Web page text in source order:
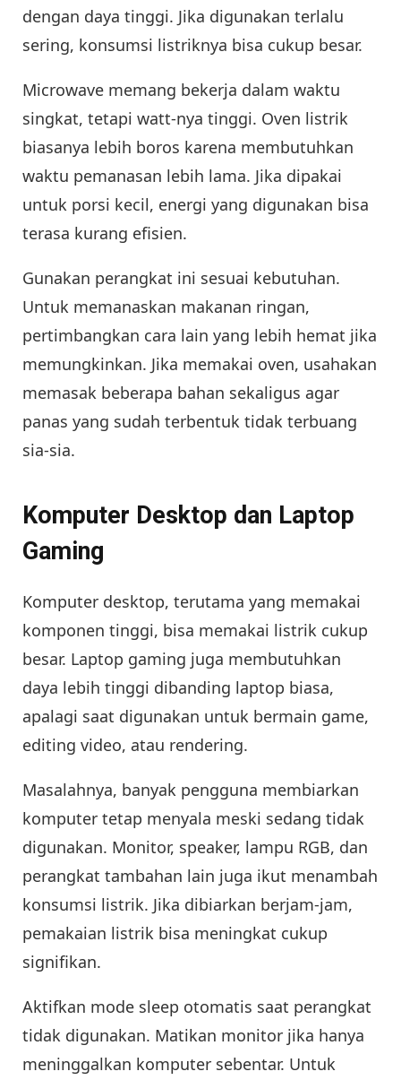
dengan daya tinggi. Jika digunakan terlalu
sering, konsumsi listriknya bisa cukup besar.
Microwave memang bekerja dalam waktu
singkat, tetapi watt-nya tinggi. Oven listrik
biasanya lebih boros karena membutuhkan
waktu pemanasan lebih lama. Jika dipakai
untuk porsi kecil, energi yang digunakan bisa
terasa kurang efisien.
Gunakan perangkat ini sesuai kebutuhan.
Untuk memanaskan makanan ringan,
pertimbangkan cara lain yang lebih hemat jika
memungkinkan. Jika memakai oven, usahakan
memasak beberapa bahan sekaligus agar
panas yang sudah terbentuk tidak terbuang
sia-sia.
Komputer Desktop dan Laptop
Gaming
Komputer desktop, terutama yang memakai
komponen tinggi, bisa memakai listrik cukup
besar. Laptop gaming juga membutuhkan
daya lebih tinggi dibanding laptop biasa,
apalagi saat digunakan untuk bermain game,
editing video, atau rendering.
Masalahnya, banyak pengguna membiarkan
komputer tetap menyala meski sedang tidak
digunakan. Monitor, speaker, lampu RGB, dan
perangkat tambahan lain juga ikut menambah
konsumsi listrik. Jika dibiarkan berjam-jam,
pemakaian listrik bisa meningkat cukup
signifikan.
Aktifkan mode sleep otomatis saat perangkat
tidak digunakan. Matikan monitor jika hanya
meninggalkan komputer sebentar. Untuk